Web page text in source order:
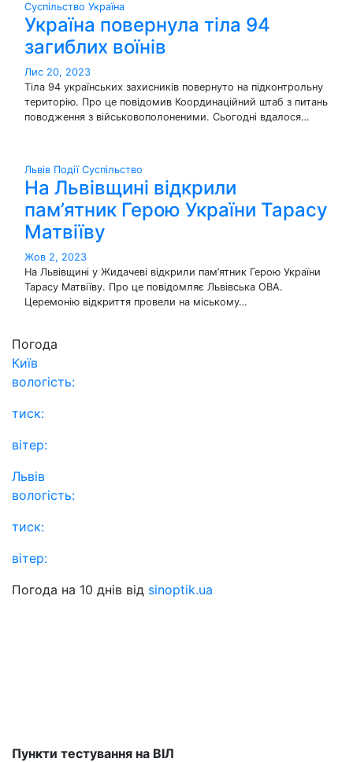
Суспільство Україна
Україна повернула тіла 94
загиблих воїнів
Лис 20, 2023
Тіла 94 українських захисників повернуто на підконтрольну
територію. Про це повідомив Координаційний штаб з питань
поводження з військовополоненими. Сьогодні вдалося…
Львів Події Суспільство
На Львівщині відкрили
пам’ятник Герою України Тарасу
Матвіїву
Жов 2, 2023
На Львівщині у Жидачеві відкрили пам’ятник Герою України
Тарасу Матвіїву. Про це повідомляє Львівська ОВА.
Церемонію відкриття провели на міському…
Погода
Київ
вологість:
тиск:
вітер:
Львів
вологість:
тиск:
вітер:
Погода на 10 днів від sinoptik.ua
Пункти тестування на ВІЛ